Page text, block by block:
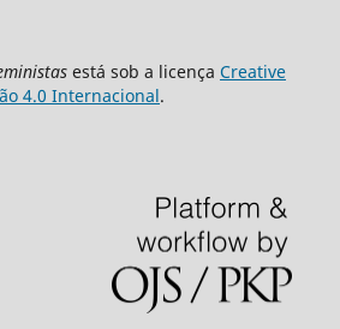
está sob a licença Creative
4.0 Internacional.